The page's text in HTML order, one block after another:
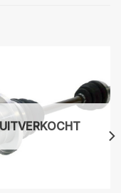
UITVERKOCHT